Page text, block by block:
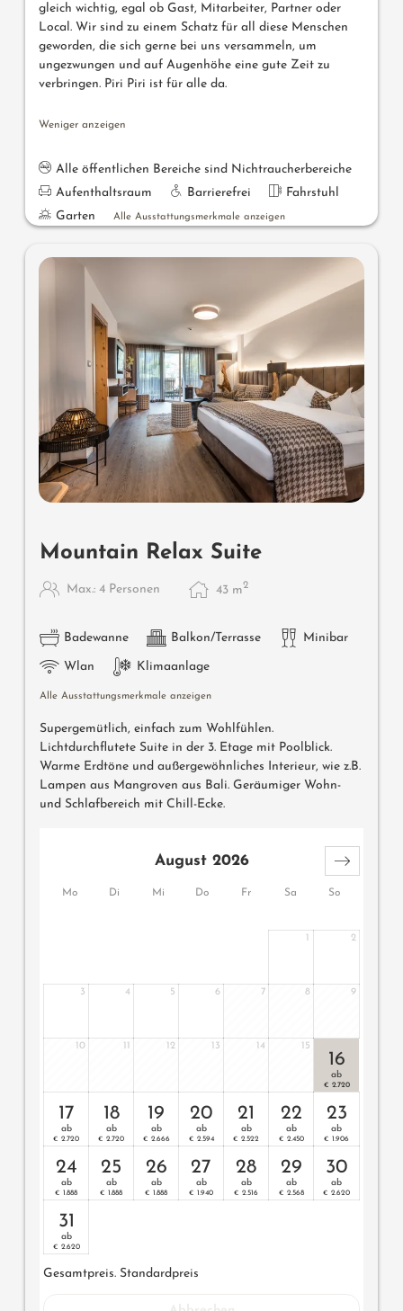
gleich wichtig, egal ob Gast, Mitarbeiter, Partner oder
Local. Wir sind zu einem Schatz für all diese Menschen
geworden, die sich gerne bei uns versammeln, um
ungezwungen und auf Augenhöhe eine gute Zeit zu
verbringen. Piri Piri ist für alle da.
Weniger anzeigen
Alle öffentlichen Bereiche sind Nichtraucherbereiche
Aufenthaltsraum
Barrierefrei
Fahrstuhl
Garten
Alle Ausstattungsmerkmale anzeigen
Mountain Relax Suite
Max.: 4 Personen 43 m2
Badewanne Balkon/Terrasse Minibar
Wlan Klimaanlage
Alle Ausstattungsmerkmale anzeigen
Supergemütlich, einfach zum Wohlfühlen.
Lichtdurchflutete Suite in der 3. Etage mit Poolblick.
Warme Erdtöne und außergewöhnliches Interieur, wie z.B.
Lampen aus Mangroven aus Bali. Geräumiger Wohn-
und Schlafbereich mit Chill-Ecke.
Mo Di Mi Do Fr Sa So
August 2026
1 2
3 4 5 6 7 8 9
10 11 12 13 14 15
16
ab
€ 2.720
17
ab
€ 2.720
18
ab
€ 2.720
19
ab
€ 2.666
20
ab
€ 2.594
21
ab
€ 2.522
22
ab
€ 2.450
23
ab
€ 1.906
24
ab
€ 1.888
25
ab
€ 1.888
26
ab
€ 1.888
27
ab
€ 1.940
28
ab
€ 2.516
29
ab
€ 2.568
30
ab
€ 2.620
31
ab
€ 2.620
Gesamtpreis. Standardpreis